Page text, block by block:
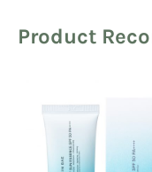
Product